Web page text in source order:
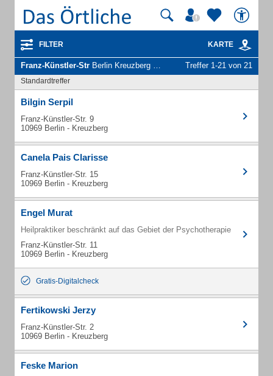
FILTER KARTE
Franz-Künstler-Str Berlin Kreuzberg - Unternehmen und Personen Treffer 1-21 von 21
Standardtreffer
Bilgin Serpil
Franz-Künstler-Str. 9
10969 Berlin - Kreuzberg
Canela Pais Clarisse
Franz-Künstler-Str. 15
10969 Berlin - Kreuzberg
Engel Murat
Heilpraktiker beschränkt auf das Gebiet der Psychotherapie
Franz-Künstler-Str. 11
10969 Berlin - Kreuzberg
Gratis-Digitalcheck
Fertikowski Jerzy
Franz-Künstler-Str. 2
10969 Berlin - Kreuzberg
Feske Marion